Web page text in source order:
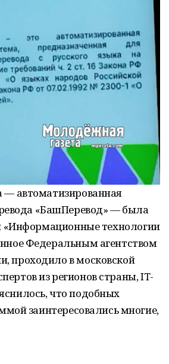
— автоматизированная
«БашПеревод» — была
«Информационные технологии
Федеральным агентством
проходило в московской
из регионов страны, IT-
что подобных
заинтересовались многие,